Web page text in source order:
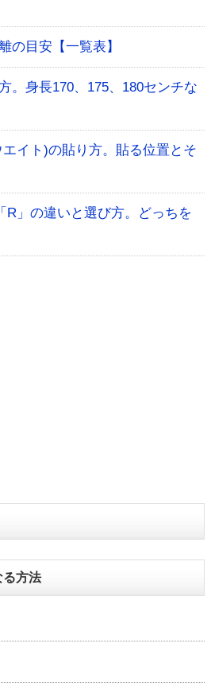
の目安【一覧表】
。身長170、175、180センチな
エイト)の貼り方。貼る位置とそ
R」の違いと選び方。どっちを
る方法